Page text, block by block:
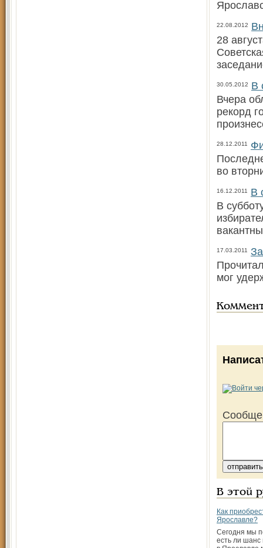
22.08.2012
28
30.05.2012
В
Вчера
рекорд
28.12.2011
во
16.12.2011
В
В
17.03.2011
мог
В этой
Как
Ярославле?
Сегодня мы
есть ли шанс